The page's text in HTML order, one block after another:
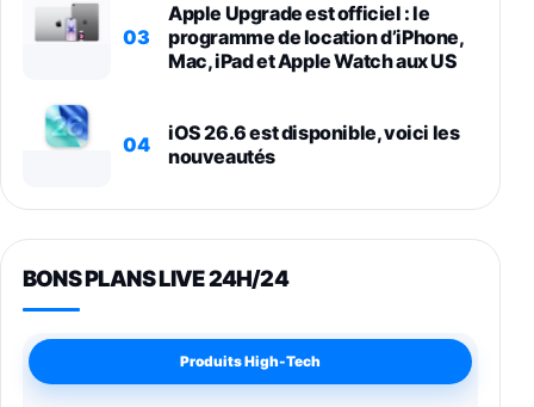
03
Apple Upgrade est officiel : le
programme de location d’iPhone,
Mac, iPad et Apple Watch aux US
04
iOS 26.6 est disponible, voici les
nouveautés
BONS PLANS LIVE 24H/24
Produits High-Tech